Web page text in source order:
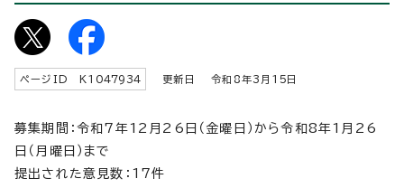
ページID K 1047934 更新日 令和8年3月 15 日
募集期間：令和7年12月26日（金曜日）から令和8年1月26
日（月曜日）まで
提出された意見数：17件